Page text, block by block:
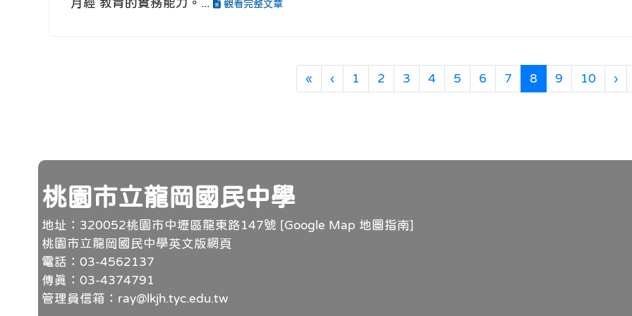
觀看完整文章
« 第一頁
‹上一頁
1 2 3 4 5 6 7 8 (目前頁次)
9 10 ›下
頁尾
桃園市立龍岡國民中學
地址：320052桃園市中壢區龍東路147號 [Google Map 地圖指南]
桃園市立龍岡國民中學英文版網頁
電話：03-4562137
傳真：03-4374791
管理員信箱：ray@lkjh.tyc.edu.tw